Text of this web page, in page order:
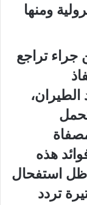
ومنها
جراء تراجع
الطيران،
هذه
ظل استفحال
تردد